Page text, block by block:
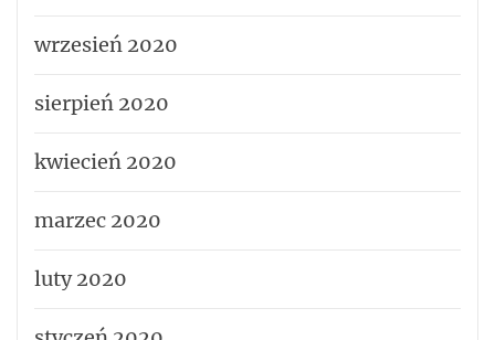
wrzesień 2020
sierpień 2020
kwiecień 2020
marzec 2020
luty 2020